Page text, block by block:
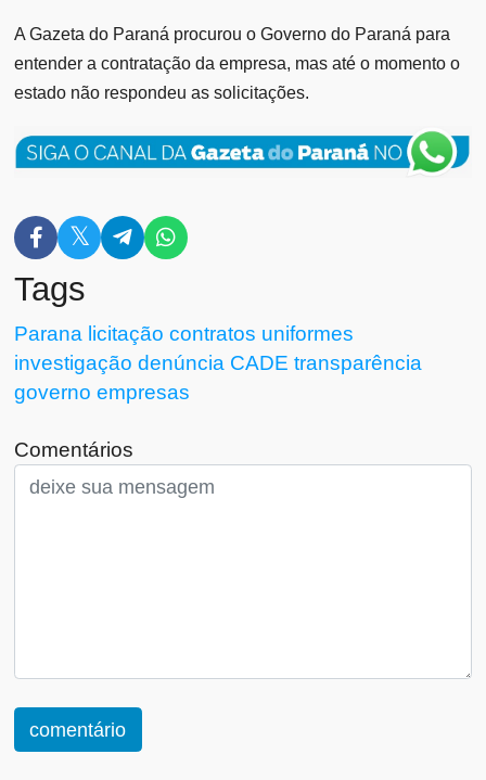
A Gazeta do Paraná procurou o Governo do Paraná para
entender a contratação da empresa, mas até o momento o
estado não respondeu as solicitações.
Tags
Parana licitação contratos uniformes
investigação denúncia CADE transparência
governo empresas
Comentários
comentário